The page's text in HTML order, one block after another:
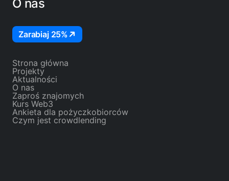
O nas
Zarabiaj 25%
Strona główna
Projekty
Aktualności
O nas
Zaproś znajomych
Kurs Web3
Ankieta dla pożyczkobiorców
Czym jest crowdlending